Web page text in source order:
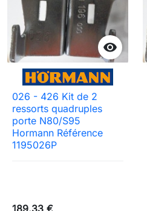

026 - 426 Kit de 2
ressorts quadruples
porte N80/S95
Hormann Référence
1195026P